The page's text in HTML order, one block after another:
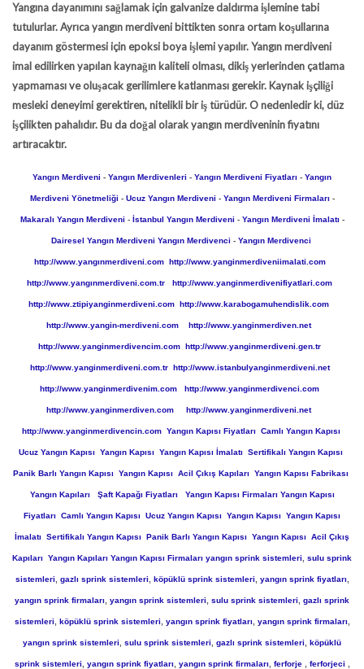
Yangına dayanımını sağlamak için galvanize daldırma işlemine tabi
tutulurlar. Ayrıca yangın merdiveni bittikten sonra ortam koşullarına
dayanım göstermesi için epoksi boya işlemi yapılır. Yangın merdiveni
imal edilirken yapılan kaynağın kaliteli olması, dikiş yerlerinden çatlama
yapmaması ve oluşacak gerilimlere katlanması gerekir. Kaynak işçiliği
mesleki deneyimi gerektiren, nitelikli bir iş türüdür. O nedenledir ki, düz
işçilikten pahalıdır. Bu da doğal olarak yangın merdiveninin fiyatını
artıracaktır.
Yangın Merdiveni - Yangın Merdivenleri - Yangın Merdiveni Fiyatları - Yangın
Merdiveni Yönetmeliği - Ucuz Yangın Merdiveni - Yangın Merdiveni Firmaları -
Makaralı Yangın Merdiveni - İstanbul Yangın Merdiveni - Yangın Merdiveni İmalatı -
Dairesel Yangın Merdiveni Yangın Merdivenci - Yangın Merdivenci
http://www.yangınmerdiveni.com http://www.yanginmerdiveniimalati.com
http://www.yangınmerdiveni.com.tr http://www.yanginmerdivenifiyatlari.com
http://www.ztipiyanginmerdiveni.com http://www.karabogamuhendislik.com
http://www.yangin-merdiveni.com http://www.yanginmerdiven.net
http://www.yanginmerdivencim.com http://www.yanginmerdiveni.gen.tr
http://www.yanginmerdiveni.com.tr http://www.istanbulyanginmerdiveni.net
http://www.yanginmerdivenim.com http://www.yanginmerdivenci.com
http://www.yanginmerdiven.com http://www.yanginmerdiveni.net
http://www.yanginmerdivencin.com Yangın Kapısı Fiyatları Camlı Yangın Kapısı
Ucuz Yangın Kapısı Yangın Kapısı Yangın Kapısı İmalatı Sertifikalı Yangın Kapısı
Panik Barlı Yangın Kapısı Yangın Kapısı Acil Çıkış Kapıları Yangın Kapısı Fabrikası
Yangın Kapıları Şaft Kapağı Fiyatları Yangın Kapısı Firmaları Yangın Kapısı
Fiyatları Camlı Yangın Kapısı Ucuz Yangın Kapısı Yangın Kapısı Yangın Kapısı
İmalatı Sertifikalı Yangın Kapısı Panik Barlı Yangın Kapısı Yangın Kapısı Acil Çıkış
Kapıları Yangın Kapıları Yangın Kapısı Firmaları yangın sprink sistemleri sulu sprink
sistemleri gazlı sprink sistemleri köpüklü sprink sistemleri yangın sprink fiyatları
yangın sprink firmaları yangın sprink sistemleri sulu sprink sistemleri gazlı sprink
sistemleri köpüklü sprink sistemleri yangın sprink fiyatları yangın sprink firmaları
yangın sprink sistemleri sulu sprink sistemleri gazlı sprink sistemleri köpüklü
sprink sistemleri yangın sprink fiyatları yangın sprink firmaları ferforje, ferforjeci